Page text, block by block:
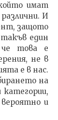
имат
И
защото
един
че това е
не в
е в нас.
на
и